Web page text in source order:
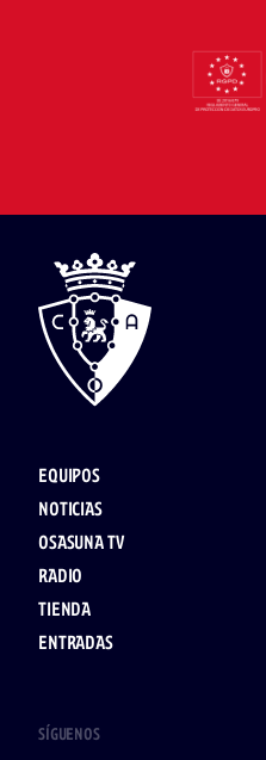
EQUIPOS
NOTICIAS
OSASUNA TV
RADIO
TIENDA
ENTRADAS
SÍGUENOS